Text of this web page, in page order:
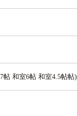
帖 和室6帖 和室4.5帖帖)